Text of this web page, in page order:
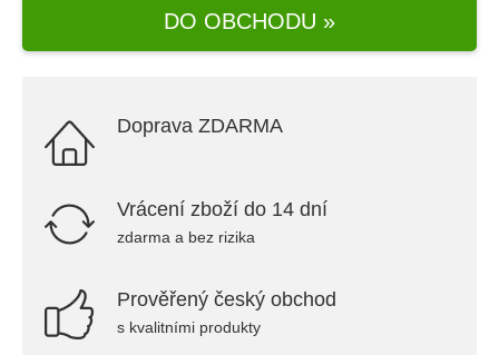
DO OBCHODU »
Doprava ZDARMA
Vrácení zboží do 14 dní
zdarma a bez rizika
Prověřený český obchod
s kvalitními produkty